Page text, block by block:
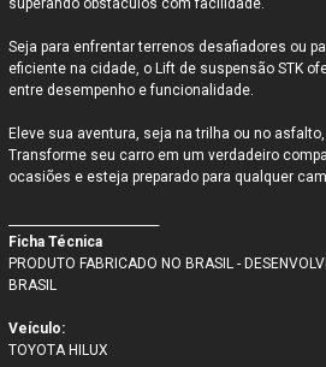
superando obstáculos com facilidade.
Seja para enfrentar terrenos desafiadores ou
eficiente na cidade, o Lift de suspensão STK
entre desempenho e funcionalidade.
Eleve sua aventura, seja na trilha ou no
Transforme seu carro em um verdadeiro
ocasiões e esteja preparado para qualquer
Ficha Técnica
PRODUTO FABRICADO NO BRASIL -
BRASIL
Veículo:
TOYOTA HILUX